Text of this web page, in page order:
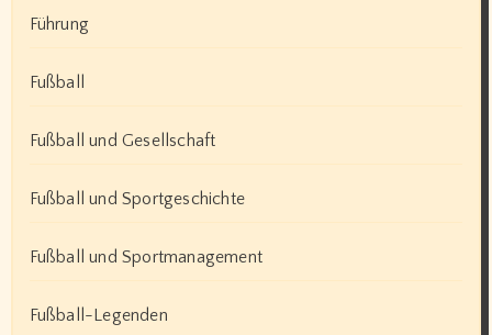
Führung
Fußball
Fußball und Gesellschaft
Fußball und Sportgeschichte
Fußball und Sportmanagement
Fußball-Legenden